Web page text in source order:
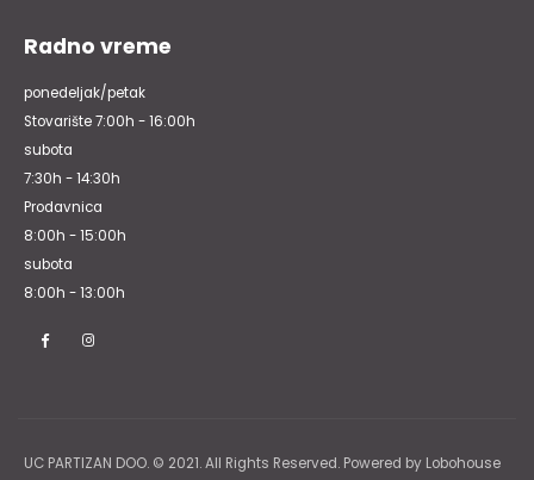
Radno vreme
ponedeljak/petak
Stovarište 7:00h - 16:00h
subota
7:30h - 14:30h
Prodavnica
8:00h - 15:00h
subota
8:00h - 13:00h
UC PARTIZAN DOO. © 2021. All Rights Reserved. Powered by Lobohouse